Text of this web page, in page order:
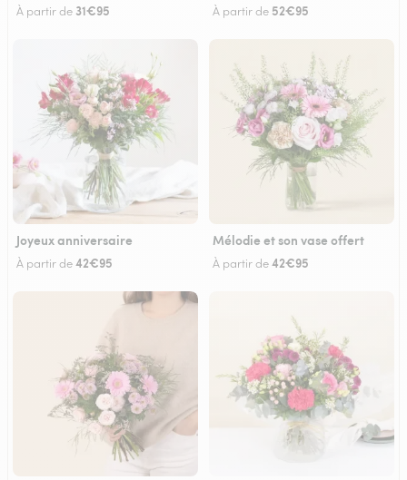
À partir de 31€95 À partir de 52€95
Joyeux anniversaire
À partir de42€95
Mélodie et son vase offert
À partir de42€95